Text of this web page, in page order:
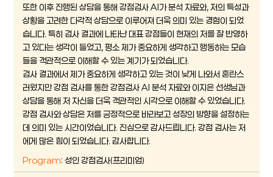
또한 이후 진행된 상담을 통해 강점검사 AI가 분석 자료와, 저의 특성과
상황을 고려한 다각적 상담으로 이루어져 더욱 의미 있는 경험이 되었
습니다. 특히 검사 결과에 나타난 대표 강점들이 현재의 저를 잘 반영하
고 있다는 생각이 들었고, 평소 제가 중요하게 생각하고 행동하는 모습
들을 객관적으로 이해할 수 있는 계기가 되었습니다.
검사 결과에서 제가 중요하게 생각하고 있는 것이 낮게 나와서 혼란스
러웠지만 강점 검사를 통한 강점검사 AI 분석 자료와 이지은 선생님과
상담을 통해 저 자신을 더욱 객관적인 시각으로 이해할 수 있었습니다.
강점 검사와 상담은 저를 긍정적으로 바라보고 성장의 방향을 설정하는
데 의미 있는 시간이었습니다. 진심으로 감사드립니다. 강점 검사는 저
에게 많은 힘이 되었습니다. 감사합니다.
Program: 성인 강점검사(프리미엄)